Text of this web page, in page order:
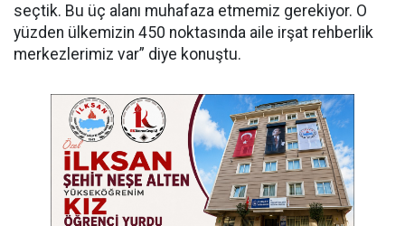
seçtik. Bu üç alanı muhafaza etmemiz gerekiyor. O
yüzden ülkemizin 450 noktasında aile irşat rehberlik
merkezlerimiz var” diye konuştu.